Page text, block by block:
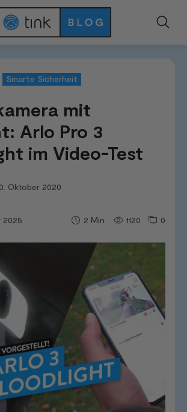
Smarte Sicherheit
mit
Arlo Pro 3
im Video-Test
Oktober 2020
0
1120
2 Min.
2025